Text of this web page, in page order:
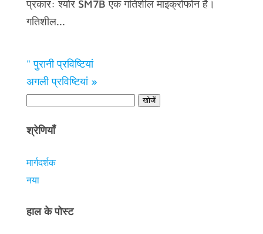
प्रकार: श्योर SM7B एक गतिशील माइक्रोफोन है।
गतिशील...
" पुरानी प्रविष्टियां
अगली प्रविष्टियां »
श्रेणियाँ
मार्गदर्शक
नया
हाल के पोस्ट